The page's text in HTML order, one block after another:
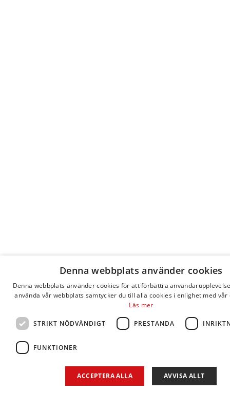
Denna webbplats använder cookies
Denna webbplats använder cookies för att förbättra
använda vår webbplats samtycker du till alla cookies i enlighet med vår
Läs mer
STRIKT NÖDVÄNDIGT PRESTANDA
FUNKTIONER
ACCEPTERA ALLA AVVISA ALLT